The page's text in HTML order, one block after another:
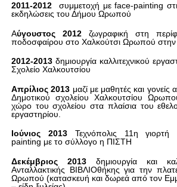
2011-2012 συμμετοχή μεface-painting
εκδηλώσεις του Δήμου Ωρωπού
Αύγουστος 2012ζωγραφική στη
ποδοσφαίρου στο Χαλκούτσι Ωρωπού στην
2012-2013δημιουργία καλλιτεχνικού
Σχολείο Χαλκουτσίου
Απρίλιος 2013 μαζί με μαθητές και
Δημοτικού σχολείου Χαλκουτσίου
χώρο του σχολείου στα πλαίσια του
εργαστηρίου.
Ιούνιος 2013 Τεχνόπολις 11η γιορτή
painting με το σύλλογο η ΠΙΣΤΗ
Δεκέμβριος 2013δημιουργία και
Ανταλλακτικής ΒΙΒΛΙΟθήκης για την
Ωρωπού (κατασκευή και δωρεά από τον